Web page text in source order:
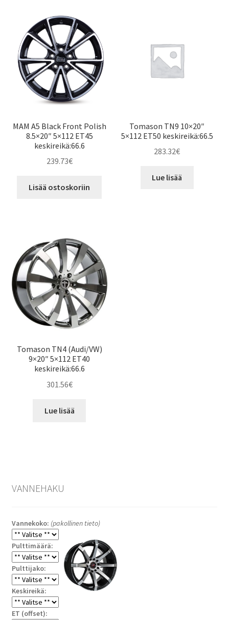
MAM A5 Black Front Polish
8.5×20″ 5×112 ET45
keskireikä:66.6
239.73€
Lisää ostoskoriin
Tomason TN9 10×20″
5×112 ET50 keskireikä:66.5
283.32€
Lue lisää
Tomason TN4 (Audi/VW)
9×20″ 5×112 ET40
keskireikä:66.6
301.56€
Lue lisää
VANNEHAKU
Vannekoko: (pakollinen tieto)
Pulttimäärä:
Pulttijako:
Keskireikä:
ET (offset):